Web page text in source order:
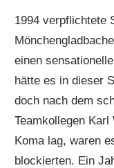
1994 verpflichtete
einen
hätte es in dieser
doch nach dem
Teamkollegen
Koma lag, waren
blockierten. Ein